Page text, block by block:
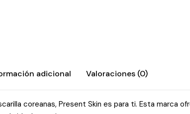
adicional Valoraciones (0)
coreanas, Present Skin es para ti. Esta marca